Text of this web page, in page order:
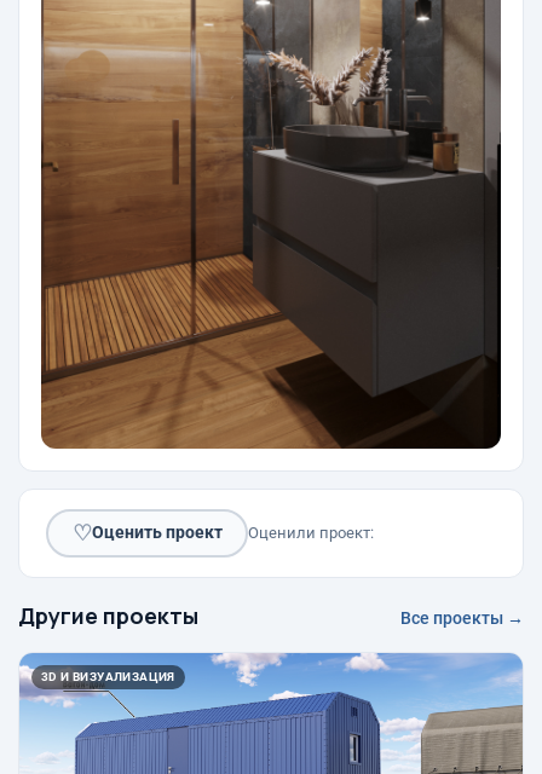
♡Оценить проект Оценили проект:
Другие проекты Все проекты →
3D И ВИЗУАЛИЗАЦИЯ